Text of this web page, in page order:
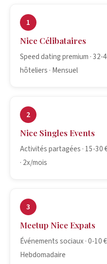
1
Nice Célibataires
Speed dating premium · 32-
hôteliers · Mensuel
2
Nice Singles Events
Activités partagées · 15-30
· 2x/mois
3
Meetup Nice Expats
Événements sociaux · 0-10
Hebdomadaire